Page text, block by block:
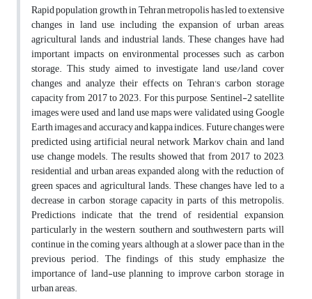
Rapid population growth in Tehran metropolis has led to extensive
changes in land use, including the expansion of urban areas,
agricultural lands, and industrial lands. These changes have had
important impacts on environmental processes such as carbon
storage. This study aimed to investigate land use/land cover
changes and analyze their effects on Tehran's carbon storage
capacity from 2017 to 2023. For this purpose, Sentinel-2 satellite
images were used and land use maps were validated using Google
Earth images and accuracy and kappa indices. Future changes were
predicted using artificial neural network, Markov chain, and land
use change models. The results showed that from 2017 to 2023,
residential and urban areas expanded along with the reduction of
green spaces and agricultural lands. These changes have led to a
decrease in carbon storage capacity in parts of this metropolis.
Predictions indicate that the trend of residential expansion,
particularly in the western, southern and southwestern parts, will
continue in the coming years, although at a slower pace than in the
previous period. The findings of this study emphasize the
importance of land-use planning to improve carbon storage in
urban areas.